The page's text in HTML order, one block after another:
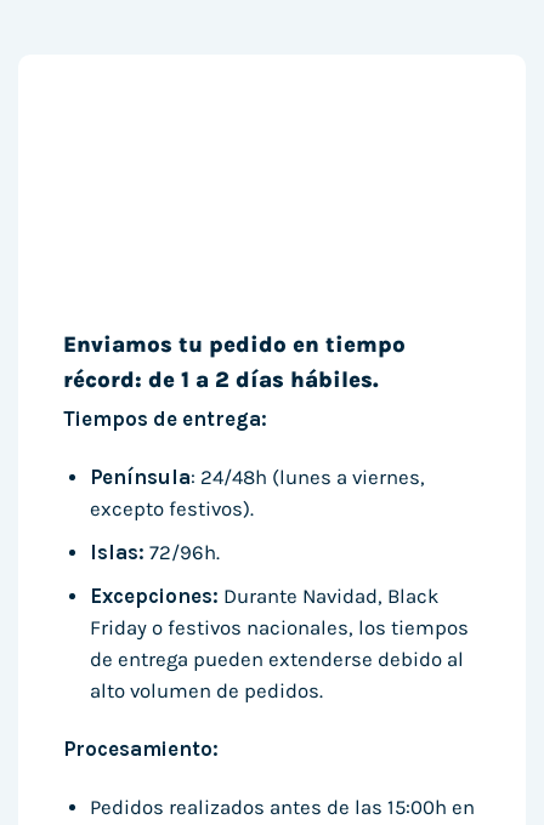
Enviamos tu pedido en tiempo
récord: de 1 a 2 días hábiles.
Tiempos de entrega:
Península: 24/48h (lunes a viernes,
excepto festivos).
Islas: 72/96h.
Excepciones: Durante Navidad, Black
Friday o festivos nacionales, los tiempos
de entrega pueden extenderse debido al
alto volumen de pedidos.
Procesamiento:
Pedidos realizados antes de las 15:00h en